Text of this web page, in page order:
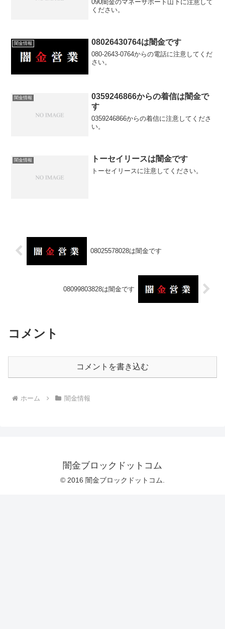
090闇金のマネーサポート山下に注意して
ください。
闇金情報 08026430764は闇金です
080-2643-0764からの電話に注意してくだ
さい。
闇金情報
0359246866からの着信は闇金で
す
0359246866からの着信に注意してくださ
い。
闇金情報 トーセイリースは闇金です
トーセイリースに注意してください。
08025578028は闇金です
08099803828は闇金です
コメント
コメントを書き込む
ホーム 闇金情報
闇金ブロックドットコム
© 2016 闇金ブロックドットコム.